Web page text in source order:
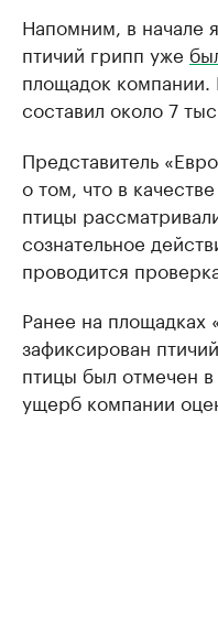
Напомним, в начале
птичий грипп уже
площадок компании.
составил около 7
Представитель
о том, что в
птицы
сознательное
проводится
Ранее на площадках
зафиксирован
птицы был отмечен
ущерб компании